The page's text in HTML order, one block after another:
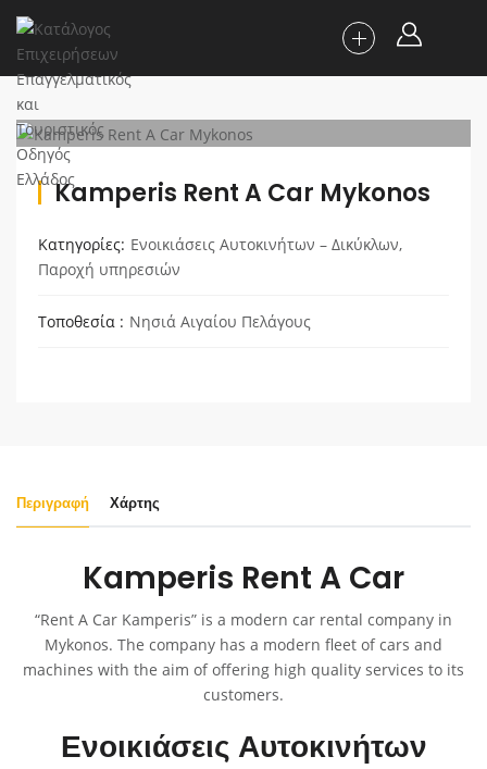
Kamperis Rent A Car Mykonos
Κατηγορίες Ενοικιάσεις Αυτοκινήτων – Δικύκλων,
Παροχή υπηρεσιών
Τοποθεσία Νησιά Αιγαίου Πελάγους
Περιγραφή Χάρτης
Kamperis Rent A Car
“Rent A Car Kamperis” is a modern car rental company in
Mykonos. The company has a modern fleet of cars and
machines with the aim of offering high quality services to its
customers.
Ενοικιάσεις Αυτοκινήτων